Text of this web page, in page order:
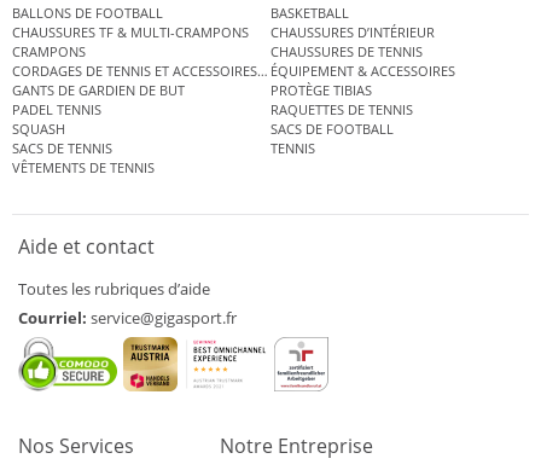
BALLONS DE FOOTBALL
BASKETBALL
CHAUSSURES TF & MULTI-CRAMPONS
CHAUSSURES D’INTÉRIEUR
CRAMPONS
CHAUSSURES DE TENNIS
CORDAGES DE TENNIS ET ACCESSOIRES DE TENNISÉQUIPEMENT & ACCESSOIRES
GANTS DE GARDIEN DE BUT
PROTÈGE TIBIAS
PADEL TENNIS
RAQUETTES DE TENNIS
SQUASH
SACS DE FOOTBALL
SACS DE TENNIS
TENNIS
VÊTEMENTS DE TENNIS
Aide et contact
Toutes les rubriques d’aide
Courriel: service@gigasport.fr
Nos Services Notre Entreprise